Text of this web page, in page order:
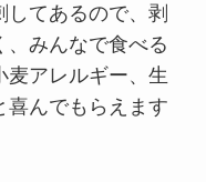
てあるので、剥
、みんなで食べる
麦アレルギー、生
喜んでもらえます